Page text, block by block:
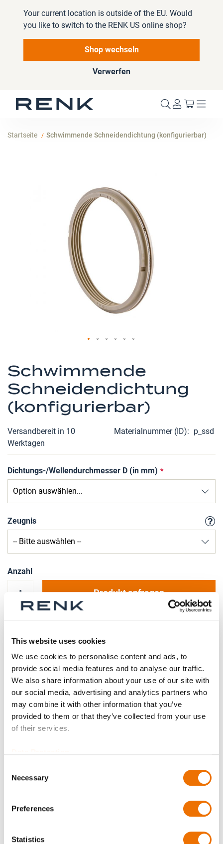
This website uses cookies
We use cookies to personalise content and ads, to
provide social media features and to analyse our traffic.
We also share information about your use of our site with
our social media, advertising and analytics partners who
may combine it with other information that you’ve
provided to them or that they’ve collected from your use
of their services.
Selection
Necessary
Preferences
Statistics
Your current location is outside of the EU. Would
you like to switch to the RENK US online shop?
Shop wechseln
Verwerfen
Mein
Startseite Schwimmende Schneidendichtung (konfigurierbar)
Schwimmende
Schneidendichtung
(konfigurierbar)
Versandbereit in 10
Werktagen
Materialnummer (ID) p_ssd
Dichtungs-/Wellendurchmesser D (in mm)
Zeugnis
Anzahl
Produkt anfragen
und die Möglichkeit zum Kauf nur angemeldeten
Benutzern zugänglich sind.
Jetzt anmelden
Anfang
der
Bildergalerie
springen
InformationenFür mehr Produktdetails bitte Variante
(200836261), Ø 100 (200836054), Ø 110 (200836257),